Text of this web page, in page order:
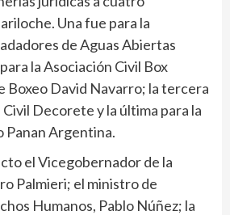
Una fue para la
de Aguas Abiertas
la Asociación Civil Box
Boxeo David Navarro; la tercera
Decorete y la última para la
Panan Argentina.
el Vicegobernador de la
Palmieri; el ministro de
Humanos, Pablo Núñez; la